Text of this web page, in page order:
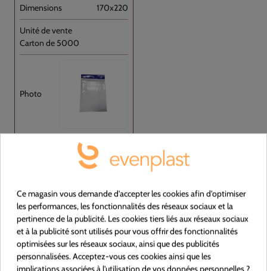
170x220
Carton de 5000
100140
Liasse PEBD Transparent 350x350+P [...]
Ce magasin vous demande d'accepter les cookies afin d'optimiser
les performances, les fonctionnalités des réseaux sociaux et la
pertinence de la publicité. Les cookies tiers liés aux réseaux sociaux
et à la publicité sont utilisés pour vous offrir des fonctionnalités
optimisées sur les réseaux sociaux, ainsi que des publicités
personnalisées. Acceptez-vous ces cookies ainsi que les
implications associées à l'utilisation de vos données personnelles ?